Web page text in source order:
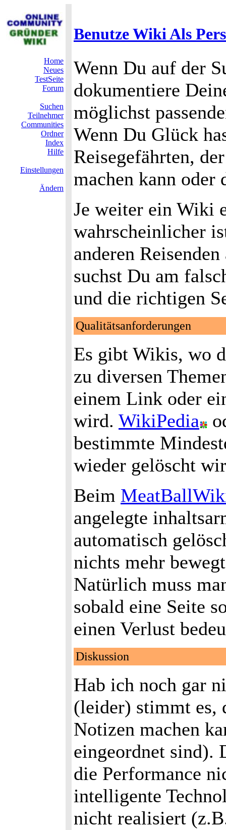
Benutze Wiki Als
Home
Neues
TestSeite
Forum
Suchen
Teilnehmer
Communities
Ordner
Index
Hilfe
Einstellungen
Ändern
Wenn Du auf der
dokumentiere
möglichst
Wenn Du Glück
Reisegefährten,
machen kann oder
Je weiter ein Wiki
wahrscheinlicher
anderen
suchst Du am
und die richtigen
Qualitätsanforderungen
Es gibt Wikis, wo
zu diversen
einem Link oder
wird. WikiPedia
bestimmte
wieder gelöscht
Beim
angelegte
automatisch
nichts mehr
Natürlich muss
sobald eine Seite
einen Verlust
Diskussion
Hab ich noch gar
(leider) stimmt es,
Notizen machen
eingeordnet sind).
die Performance
intelligente
nicht realisiert